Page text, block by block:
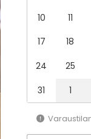
10
11
17
18
24
25
31
1